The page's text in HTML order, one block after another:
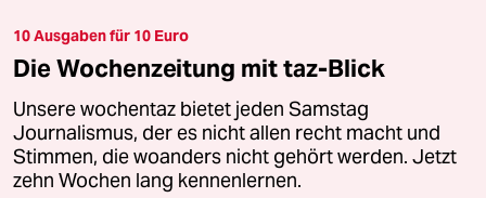
10 Ausgaben für 10 Euro
Die Wochenzeitung mit taz-Blick
Unsere wochentaz bietet jeden Samstag
Journalismus, der es nicht allen recht macht und
Stimmen, die woanders nicht gehört werden. Jetzt
zehn Wochen lang kennenlernen.